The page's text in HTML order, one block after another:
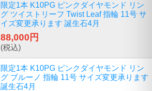
限定1本 K10PG ピンクダイヤモンド リン
グ ツイストリーフ Twist Leaf 指輪 11号 サ
イズ変更承ります 誕生石4月
88,000円
(税込)
限定1本 K10PG ピンクダイヤモンド リン
グ ブルーノ 指輪 11号 サイズ変更承ります
誕生石4月